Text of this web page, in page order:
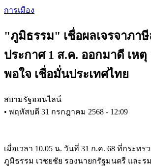
Skip
content
การเมือง
"ภูมิธรรม" เชื่อผลเจรจาภา
ประกาศ 1 ส.ค. ออกมาดี เห
พอใจ เชื่อมั่นประเทศไทย
สยามรัฐออนไลน์
• พฤหัสบดี 31 กรกฎาคม 2568 - 12:09
เมื่อเวลา 10.05 น. วันที่ 31 ก.ค. 68 ที่กระท
ภูมิธรรม เวชยชัย รองนายกรัฐมนตรี และร